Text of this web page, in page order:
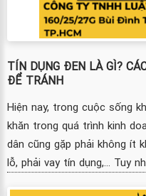
TÍN DỤNG ĐEN LÀ GÌ?
ĐỂ TRÁNH
Hiện nay, trong cuộc sống
khăn trong quá trình kinh
dân cũng gặp phải không ít
lỗ, phải vay tín dụng,... Tuy